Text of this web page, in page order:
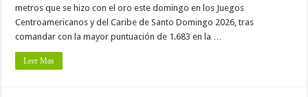
metros que se hizo con el oro este domingo en los Juegos
Centroamericanos y del Caribe de Santo Domingo 2026, tras
comandar con la mayor puntuación de 1.683 en la …
Leer Mas